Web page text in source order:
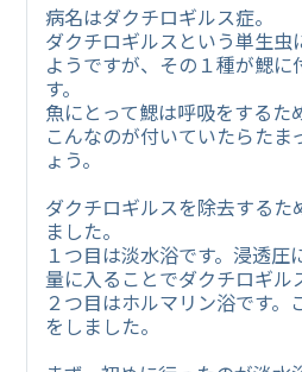
病名はダクチロギルス症。
ダクチロギルスという単生虫
ようですが、その１種が鰓に
す。
魚にとって鰓は呼吸をするた
こんなのが付いていたらたま
ょう。
ダクチロギルスを除去するた
ました。
１つ目は淡水浴です。浸透圧
量に入ることでダクチロギル
２つ目はホルマリン浴です。
をしました。